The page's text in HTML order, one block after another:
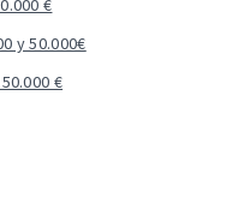
€
y 50.000€
€